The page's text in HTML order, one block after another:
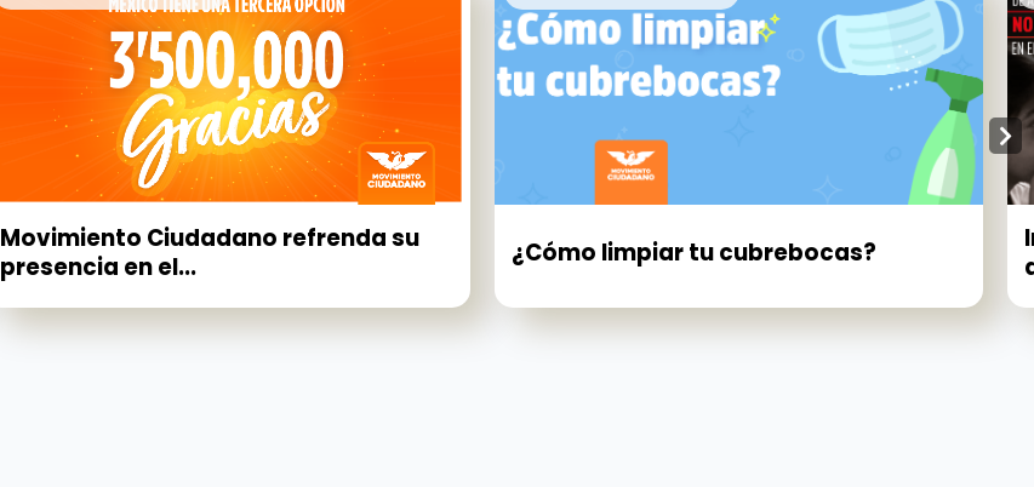
Movimiento Ciudadano refrenda su
presencia en el...
¿Cómo limpiar tu cubrebocas?